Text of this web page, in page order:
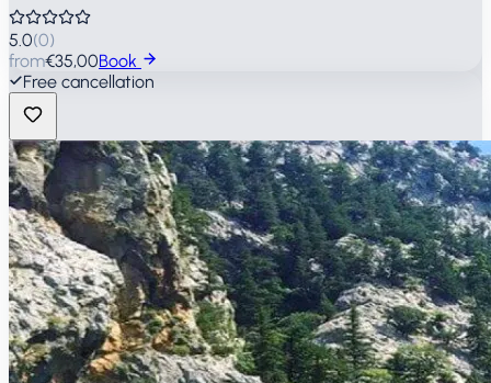
5.0(0)
from€35,00Book
Free cancellation